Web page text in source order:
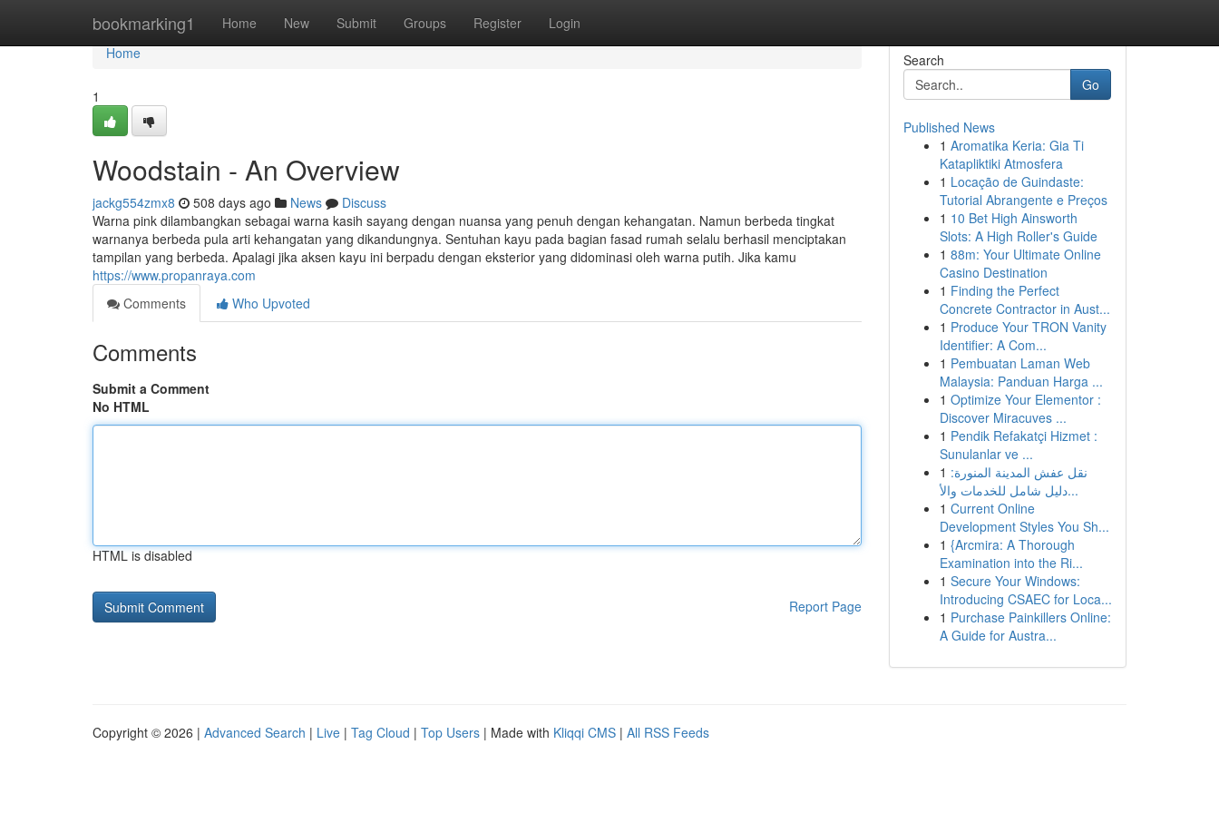
bookmarking1 Home New Submit Groups Register Login
Home
Home
1
Woodstain - An Overview
jackg554zmx8 508 days ago News
Discuss
Warna pink dilambangkan sebagai warna kasih sayang dengan nuansa yang penuh dengan kehangatan. Namun berbeda tingkat
warnanya berbeda pula arti kehangatan yang dikandungnya. Sentuhan kayu pada bagian fasad rumah selalu berhasil menciptakan
tampilan yang berbeda. Apalagi jika aksen kayu ini berpadu dengan eksterior yang didominasi oleh warna putih. Jika kamu
https://www.propanraya.com
Comments
Who Upvoted
Comments
Submit a Comment
No HTML
HTML is disabled
Report Page
Search
Go
Published News
1 Aromatika Keria: Gia Ti
Katapliktiki Atmosfera
1 Locação de Guindaste:
Tutorial Abrangente e Preços
1 10 Bet High Ainsworth
Slots: A High Roller's Guide
1 88m: Your Ultimate Online
Casino Destination
1 Finding the Perfect
Concrete Contractor in Aust...
1 Produce Your TRON Vanity
Identifier: A Com...
1 Pembuatan Laman Web
Malaysia: Panduan Harga ...
1 Optimize Your Elementor :
Discover Miracuves ...
1 Pendik Refakatçi Hizmet :
Sunulanlar ve ...
1 نقل عفش المدينة المنورة:
دليل شامل للخدمات والأ...
1 Current Online
Development Styles You Sh...
1 {Arcmira: A Thorough
Examination into the Ri...
1 Secure Your Windows:
Introducing CSAEC for Loca...
1 Purchase Painkillers Online:
A Guide for Austra...
Copyright © 2026 | Advanced Search | Live | Tag Cloud | Top Users | Made with Kliqqi CMS | All RSS Feeds